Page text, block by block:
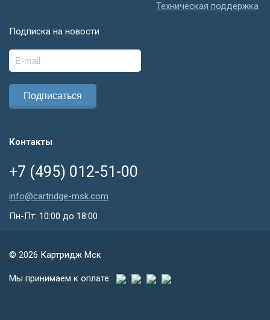
Техническая поддержка
Подписка на новости
Контакты
+7 (495) 012-51-00
info@cartridge-msk.com
Пн-Пт: 10:00 до 18:00
© 2026 Картридж Мск
Мы принимаем к оплате: